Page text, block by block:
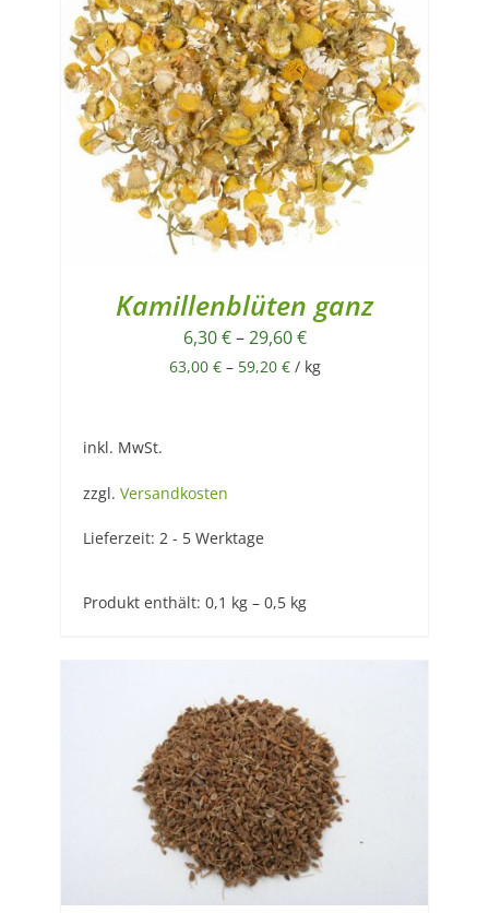
Kamillenblüten ganz
6,30€–29,60€
63,00 €– 59,20 €/ kg
inkl. MwSt.
zzgl. Versandkosten
Lieferzeit: 2 - 5 Werktage
Produkt enthält: 0,1 kg – 0,5 kg